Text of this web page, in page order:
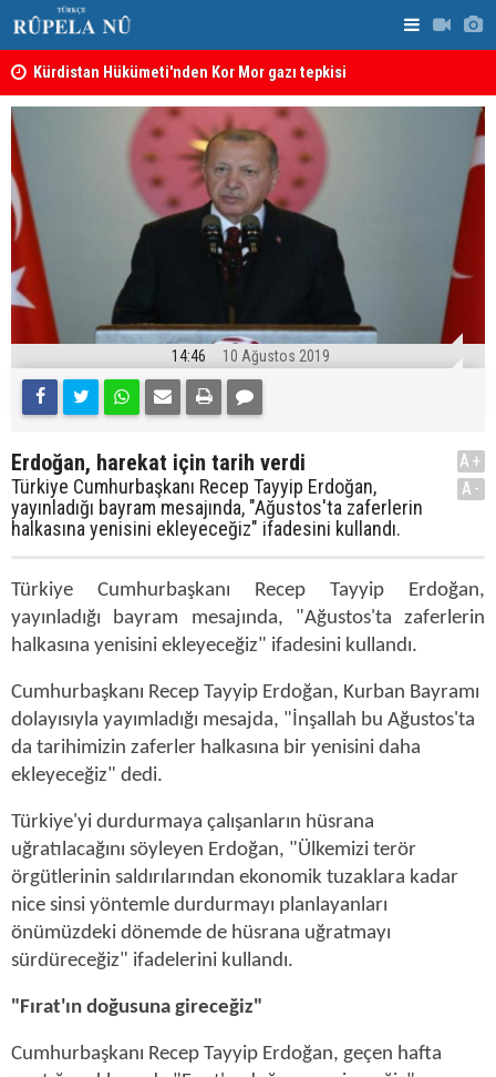
Kürdistan Hükümeti'nden Kor Mor gazı tepkisi
14:46 10 Ağustos 2019
Erdoğan, harekat için tarih verdi
Türkiye Cumhurbaşkanı Recep Tayyip Erdoğan,
yayınladığı bayram mesajında, "Ağustos'ta zaferlerin
halkasına yenisini ekleyeceğiz" ifadesini kullandı.
A+
A-
Türkiye Cumhurbaşkanı Recep Tayyip Erdoğan,
yayınladığı bayram mesajında, "Ağustos'ta zaferlerin
halkasına yenisini ekleyeceğiz" ifadesini kullandı.
Cumhurbaşkanı Recep Tayyip Erdoğan, Kurban Bayramı
dolayısıyla yayımladığı mesajda, "İnşallah bu Ağustos'ta
da tarihimizin zaferler halkasına bir yenisini daha
ekleyeceğiz" dedi.
Türkiye'yi durdurmaya çalışanların hüsrana
uğratılacağını söyleyen Erdoğan, "Ülkemizi terör
örgütlerinin saldırılarından ekonomik tuzaklara kadar
nice sinsi yöntemle durdurmayı planlayanları
önümüzdeki dönemde de hüsrana uğratmayı
sürdüreceğiz" ifadelerini kullandı.
"Fırat'ın doğusuna gireceğiz"
Cumhurbaşkanı Recep Tayyip Erdoğan, geçen hafta